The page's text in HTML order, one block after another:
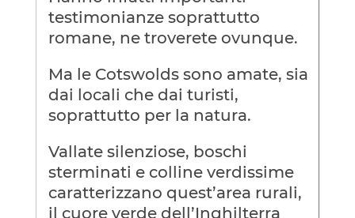
testimonianze soprattutto
romane, ne troverete ovunque.
Ma le Cotswolds sono amate, sia
dai locali che dai turisti,
soprattutto per la natura.
Vallate silenziose, boschi
sterminati e colline verdissime
caratterizzano quest’area rurali,
il cuore verde dell’Inghilterra